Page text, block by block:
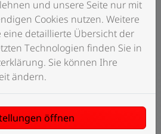
macht dabei nur
Förderung aus, da auch
berücksichtigt
KANN IHRE
AUSFALLEN
und unsere Seite nur mit
Cookies nutzen. Weitere
eine detaillierte Übersicht der
Technologien finden Sie in
Sie können Ihre
ändern.
öffnen